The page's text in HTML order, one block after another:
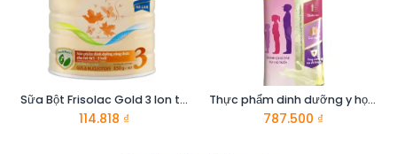
Sữa Bột Frisolac Gold 3 lon thiếc 850G-cho trẻ từ 12-24 tháng tuổi
114.818 ₫
Thực phẩm dinh dưỡng y học cho trẻ 1-10 tuổi : Pediasure hương vani 48.6g
787.500 ₫